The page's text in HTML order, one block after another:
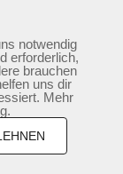
Kontakt
notwendig
erforderlich,
brauchen
uns dir
Mehr